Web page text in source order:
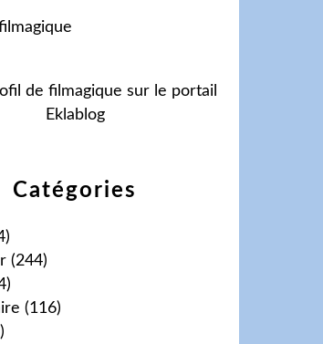
Catégories
(244)
(116)
de filmagique sur le portail
Eklablog